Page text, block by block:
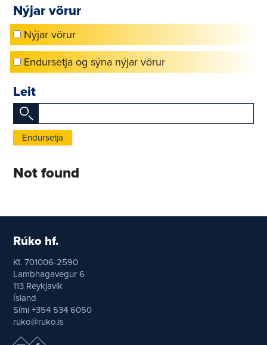
Nýjar vörur
Nýjar vörur
Endursetja og sýna nýjar vörur
Leit
Endursetja
Not found
Rúko hf.
Kt. 701006-2590
Lambhagavegur 6
113 Reykjavík
Ísland
Sími +354 534 6050
ruko@ruko.is